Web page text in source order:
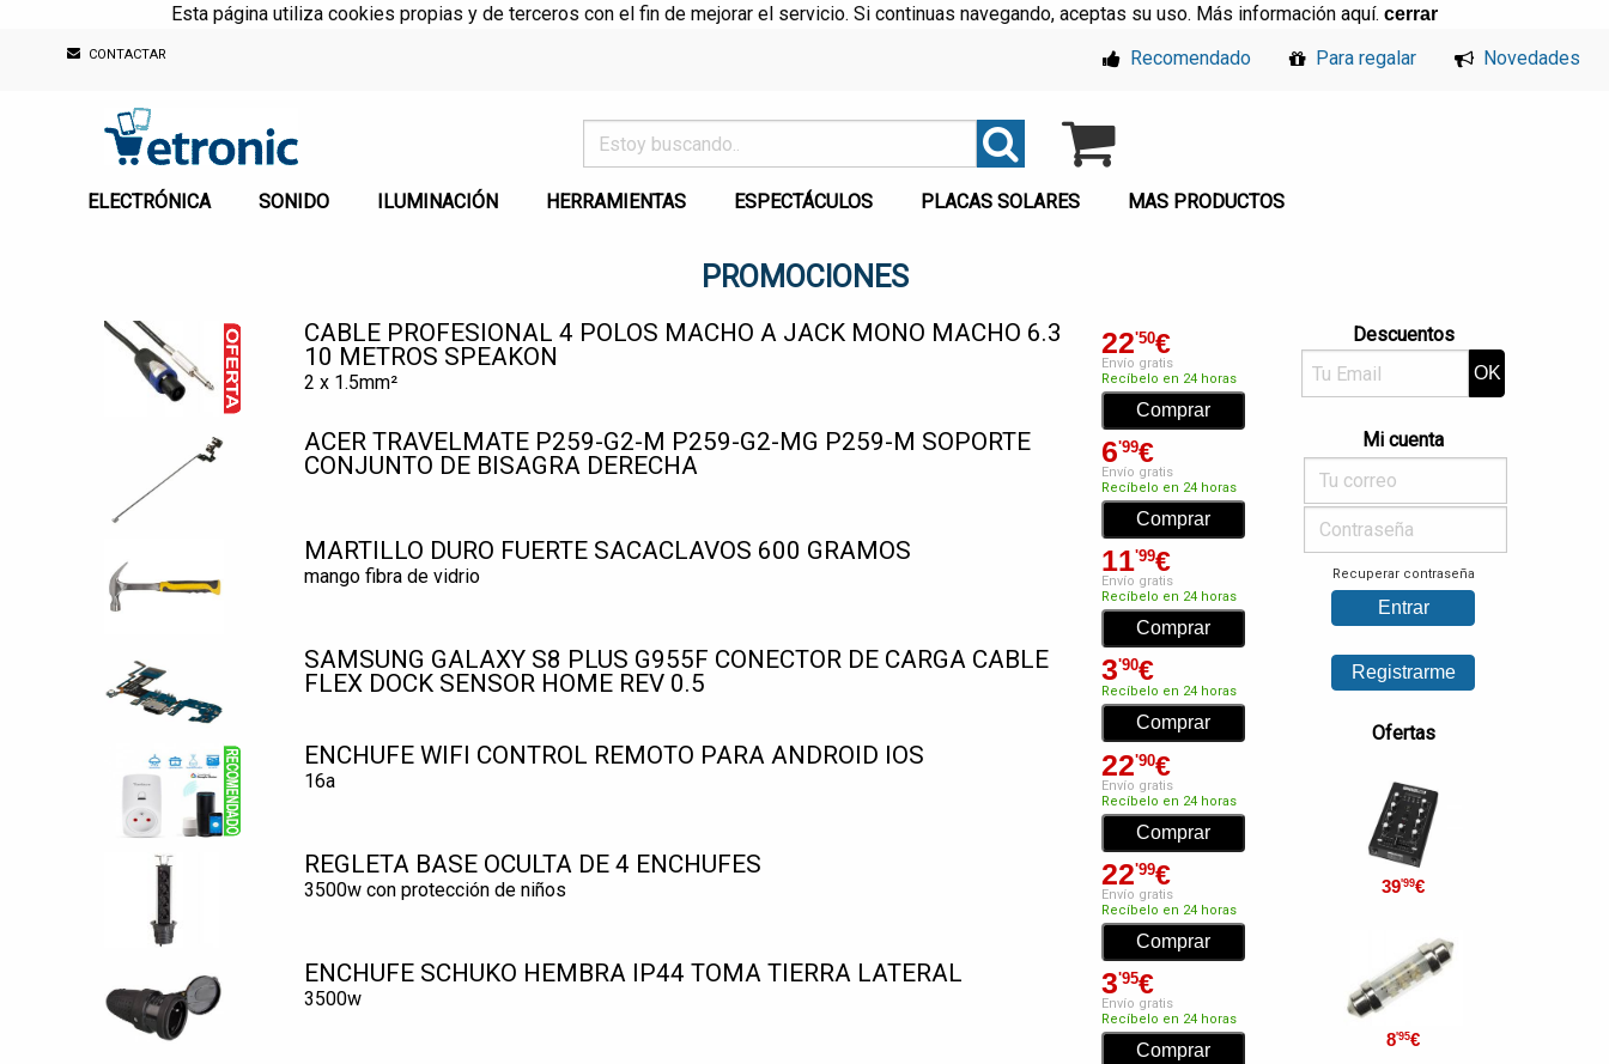
Esta página utiliza cookies propias y de terceros con el fin de mejorar el servicio. Si continuas navegando, aceptas su uso. Más información aquí. cerrar
CONTACTAR Recomendado Para regalar Novedades
ELECTRÓNICA SONIDO ILUMINACIÓN HERRAMIENTAS ESPECTÁCULOS PLACAS SOLARES MAS PRODUCTOS
PROMOCIONES
CABLE PROFESIONAL 4 POLOS MACHO A JACK MONO MACHO 6.3
10 METROS SPEAKON
2 x 1.5mm²
22'50€
Envío gratis
Recíbelo en 24 horas
ACER TRAVELMATE P259-G2-M P259-G2-MG P259-M SOPORTE
CONJUNTO DE BISAGRA DERECHA
6'99€
Envío gratis
Recíbelo en 24 horas
MARTILLO DURO FUERTE SACACLAVOS 600 GRAMOS
mango fibra de vidrio 11'99€
Envío gratis
Recíbelo en 24 horas
SAMSUNG GALAXY S8 PLUS G955F CONECTOR DE CARGA CABLE
FLEX DOCK SENSOR HOME REV 0.5
3'90€
Recíbelo en 24 horas
ENCHUFE WIFI CONTROL REMOTO PARA ANDROID IOS
16a 22'90€
Envío gratis
Recíbelo en 24 horas
REGLETA BASE OCULTA DE 4 ENCHUFES
3500w con protección de niños 22'99€
Envío gratis
Recíbelo en 24 horas
ENCHUFE SCHUKO HEMBRA IP44 TOMA TIERRA LATERAL
3500w 3'95€
Envío gratis
Recíbelo en 24 horas
Descuentos
Mi cuenta
Recuperar contraseña
Ofertas
39'99€
8'95€